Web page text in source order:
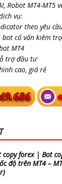
Robot MT4-
vụ:
theo yêu
bot cố vấn kiêm
MT4
trợ đầu tư
cao, giá rẻ
copy forex | Bot
độ trên MT4 –